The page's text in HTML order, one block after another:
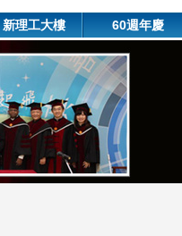
新理工大樓 60週年慶